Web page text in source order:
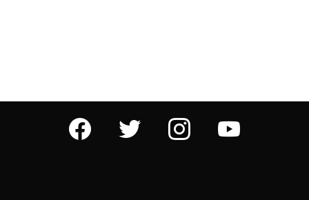
facebook twitter instagram